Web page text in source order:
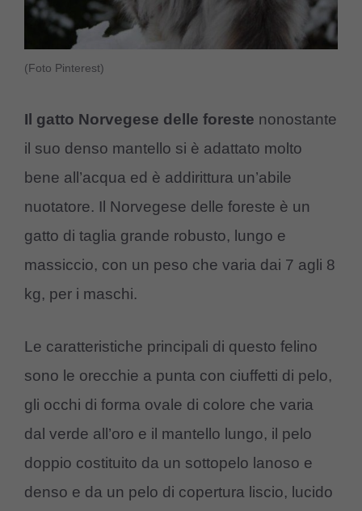
(Foto Pinterest)
Il gatto Norvegese delle foreste nonostante
il suo denso mantello si è adattato molto
bene all’acqua ed è addirittura un’abile
nuotatore. Il Norvegese delle foreste è un
gatto di taglia grande robusto, lungo e
massiccio, con un peso che varia dai 7 agli 8
kg, per i maschi.
Le caratteristiche principali di questo felino
sono le orecchie a punta con ciuffetti di pelo,
gli occhi di forma ovale di colore che varia
dal verde all’oro e il mantello lungo, il pelo
doppio costituito da un sottopelo lanoso e
denso e da un pelo di copertura liscio, lucido